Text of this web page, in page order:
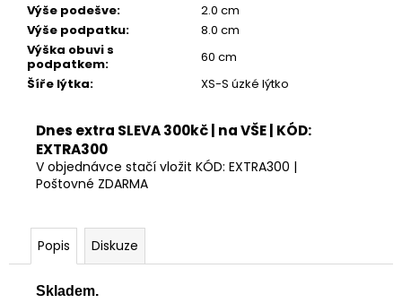
Výše podešve:
2.0 cm
Výše podpatku:
8.0 cm
Výška obuvi s
podpatkem:
60 cm
Šíře lýtka: XS-S úzké lýtko
Dnes extra SLEVA 300kč | na VŠE | KÓD:
EXTRA300
V objednávce stačí vložit KÓD: EXTRA300 |
Poštovné ZDARMA
Popis Diskuze
Skladem.